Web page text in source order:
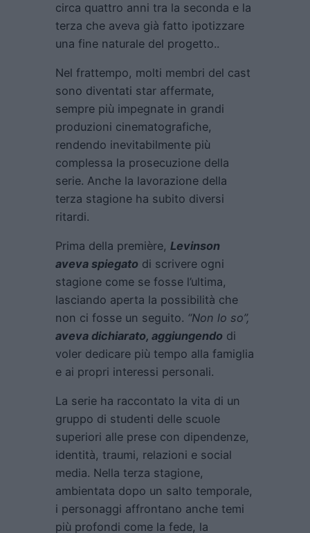
circa quattro anni tra la seconda e la
terza che aveva già fatto ipotizzare
una fine naturale del progetto..
Nel frattempo, molti membri del cast
sono diventati star affermate,
sempre più impegnate in grandi
produzioni cinematografiche,
rendendo inevitabilmente più
complessa la prosecuzione della
serie. Anche la lavorazione della
terza stagione ha subito diversi
ritardi.
Prima della première, Levinson
aveva spiegato di scrivere ogni
stagione come se fosse l’ultima,
lasciando aperta la possibilità che
non ci fosse un seguito. “Non lo so”,
aveva dichiarato, aggiungendo di
voler dedicare più tempo alla famiglia
e ai propri interessi personali.
La serie ha raccontato la vita di un
gruppo di studenti delle scuole
superiori alle prese con dipendenze,
identità, traumi, relazioni e social
media. Nella terza stagione,
ambientata dopo un salto temporale,
i personaggi affrontano anche temi
più profondi come la fede, la